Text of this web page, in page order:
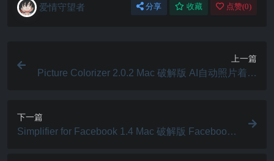
爱情守望者 分享 收藏 点赞(0)
上一篇
Picture Colorizer 2.0.2 Mac 破解版 AI自动照片着色
下一篇
Simplifier for Facebook 1.4 Mac 破解版 Facebook